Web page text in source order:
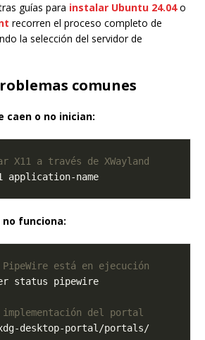
guías para instalar Ubuntu 24.04o
recorren el proceso completo de
la selección del servidor de
comunes
caen o no inician:
a través de XWayland
funciona:
está en ejecución
implementación del portal